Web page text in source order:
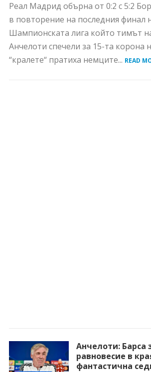
Реал Мадрид обърна от 0:2 с 5:2
в повторение на последния финал
Шампионската лига който тимът
Анчелоти спечели за 15-та корона
“кралете“ пратиха немците... READ
Анчелоти: Барса
равновесие в
фантастична